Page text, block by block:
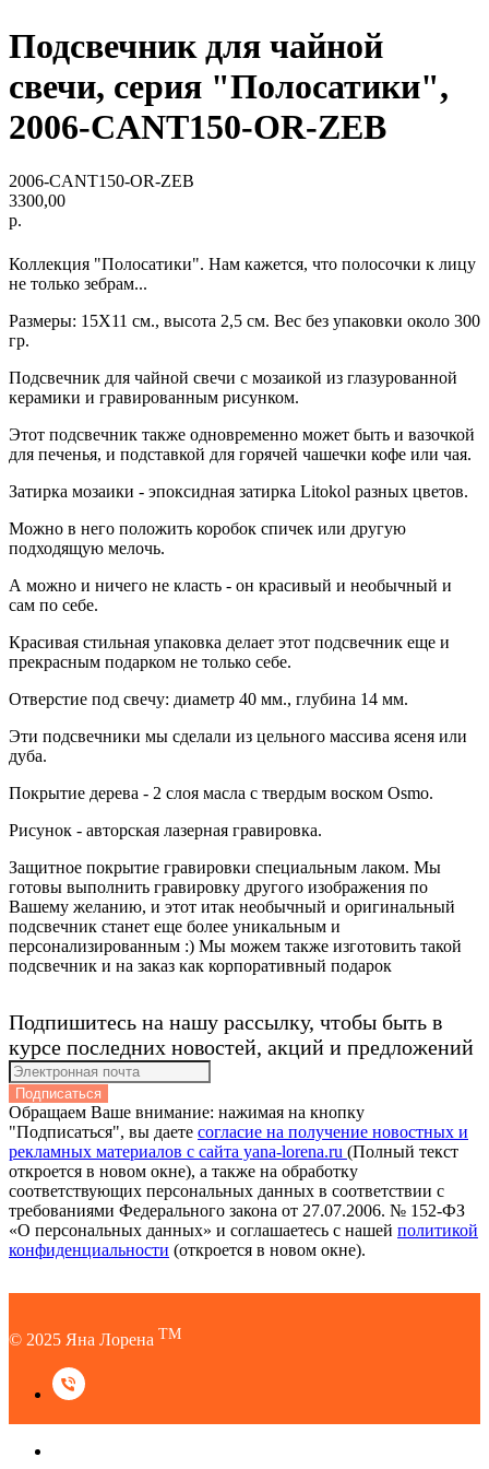
Подсвечник для чайной
свечи, серия "Полосатики",
2006-CANT150-OR-ZEB
2006-CANT150-OR-ZEB
3300,00
р.
Коллекция "Полосатики". Нам кажется, что полосочки к лицу
не только зебрам...
Размеры: 15Х11 см., высота 2,5 см. Вес без упаковки около 300
гр.
Подсвечник для чайной свечи с мозаикой из глазурованной
керамики и гравированным рисунком.
Этот подсвечник также одновременно может быть и вазочкой
для печенья, и подставкой для горячей чашечки кофе или чая.
Затирка мозаики - эпоксидная затирка Litokol разных цветов.
Можно в него положить коробок спичек или другую
подходящую мелочь.
А можно и ничего не класть - он красивый и необычный и
сам по себе.
Красивая стильная упаковка делает этот подсвечник еще и
прекрасным подарком не только себе.
Отверстие под свечу: диаметр 40 мм., глубина 14 мм.
Эти подсвечники мы сделали из цельного массива ясеня или
дуба.
Покрытие дерева - 2 слоя масла с твердым воском Osmo.
Рисунок - авторская лазерная гравировка.
Защитное покрытие гравировки специальным лаком. Мы
готовы выполнить гравировку другого изображения по
Вашему желанию, и этот итак необычный и оригинальный
подсвечник станет еще более уникальным и
персонализированным :) Мы можем также изготовить такой
подсвечник и на заказ как корпоративный подарок
Подпишитесь на нашу рассылку, чтобы быть в
курсе последних новостей, акций и предложений
Подписаться
Обращаем Ваше внимание: нажимая на кнопку
"Подписаться", вы даете согласие на получение новостных и
рекламных материалов с сайта yana-lorena.ru (Полный текст
откроется в новом окне), а также на обработку
соответствующих персональных данных в соответствии с
требованиями Федерального закона от 27.07.2006. № 152-ФЗ
«О персональных данных» и соглашаетесь c нашей политикой
конфиденциальности (откроется в новом окне).
© 2025 Яна Лорена TM